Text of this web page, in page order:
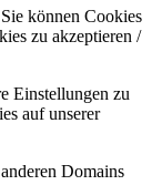
können Cookies
zu akzeptieren /
Einstellungen zu
auf unserer
Domains